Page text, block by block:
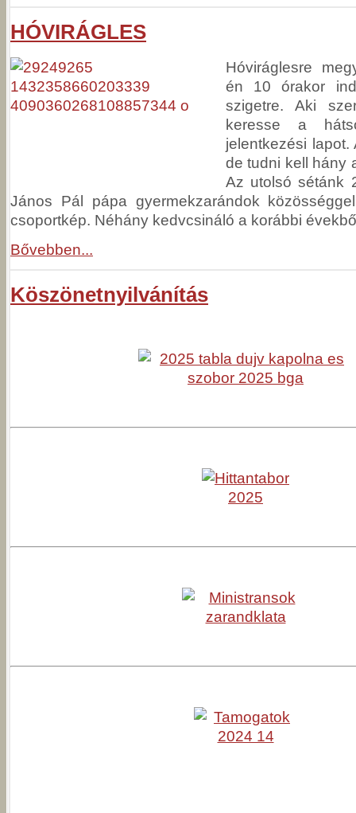
HÓVIRÁGLES
Hóviráglesre
én 10 órakor
szigetre. Aki
keresse a
jelentkezési
de tudni kell hány
Az utolsó sétánk
János Pál pápa gyermekzarándok
csoportkép. Néhány kedvcsináló a korábbi
Bővebben...
Köszönetnyilvánítás